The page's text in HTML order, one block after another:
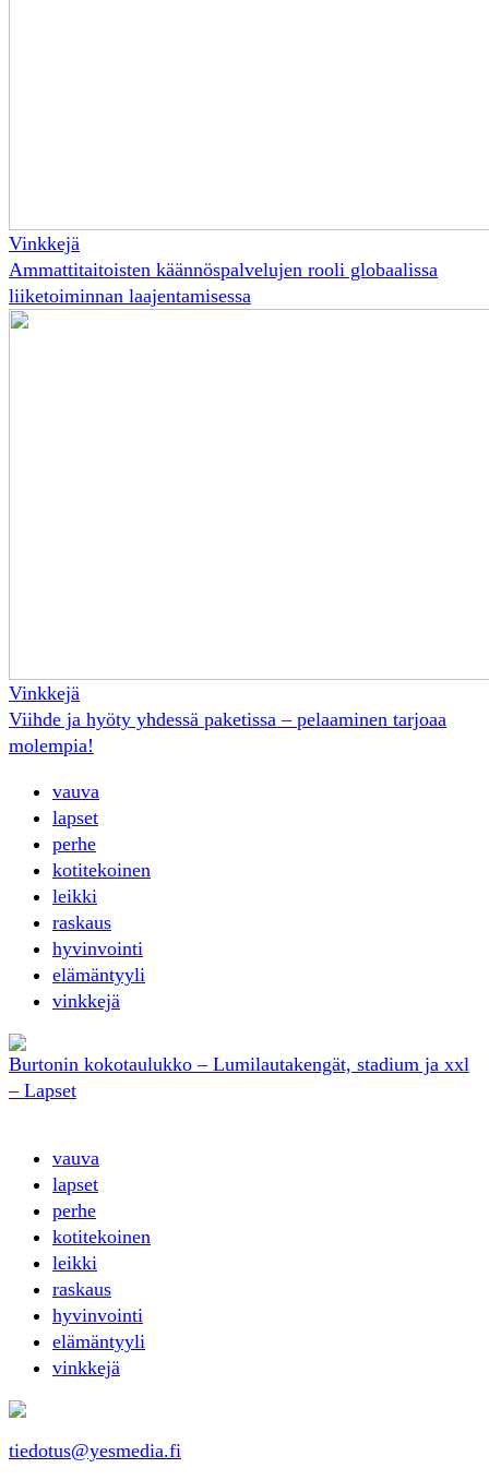
Vinkkejä
Ammattitaitoisten käännöspalvelujen rooli globaalissa
liiketoiminnan laajentamisessa
Vinkkejä
Viihde ja hyöty yhdessä paketissa – pelaaminen tarjoaa
molempia!
vauva
lapset
perhe
kotitekoinen
leikki
raskaus
hyvinvointi
elämäntyyli
vinkkejä
Burtonin kokotaulukko – Lumilautakengät, stadium ja xxl
– Lapset
vauva
lapset
perhe
kotitekoinen
leikki
raskaus
hyvinvointi
elämäntyyli
vinkkejä
tiedotus@yesmedia.fi